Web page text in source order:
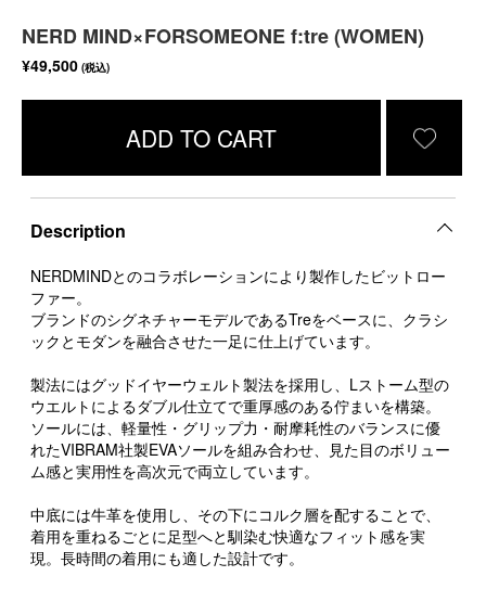
NERD MIND×FORSOMEONE f:tre (WOMEN)
¥49,500 (税込)
ADD TO CART
Description
NERDMINDとのコラボレーションにより製作したビットロー
ファー。
ブランドのシグネチャーモデルであるTreをベースに、クラシ
ックとモダンを融合させた一足に仕上げています。
製法にはグッドイヤーウェルト製法を採用し、Lストーム型の
ウエルトによるダブル仕立てで重厚感のある佇まいを構築。
ソールには、軽量性・グリップ力・耐摩耗性のバランスに優
れたVIBRAM社製EVAソールを組み合わせ、見た目のボリュー
ム感と実用性を高次元で両立しています。
中底には牛革を使用し、その下にコルク層を配することで、
着用を重ねるごとに足型へと馴染む快適なフィット感を実
現。長時間の着用にも適した設計です。